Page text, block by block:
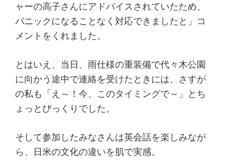
ャーの高子さんにアドバイスされていたため、
パニックになることなく対応できましたと」コ
メントをくれました。
とはいえ、当日、雨仕様の重装備で代々木公園
に向かう途中で連絡を受けたときには、さすが
の私も「え～！今、このタイミングで～」とち
ょっとびっくりでした。
そして参加したみなさんは英会話を楽しみなが
ら、日米の文化の違いを肌で実感。